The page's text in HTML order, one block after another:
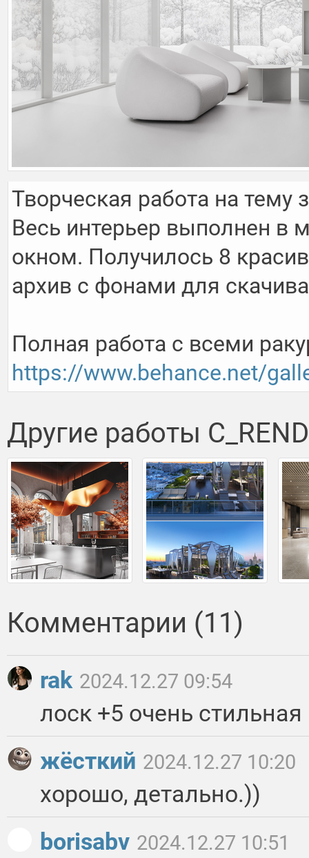
Творческая работа на тему
Весь интерьер выполнен в
окном. Получилось 8
архив с фонами для
https://www.behance.net/
Другие работы
Комментарии (11)
rak 2024.12.27 09:54
лоск +5 очень стильная
жёсткий 2024.12.27 10:20
хорошо, детально.))
borisabv 2024.12.27 10:51